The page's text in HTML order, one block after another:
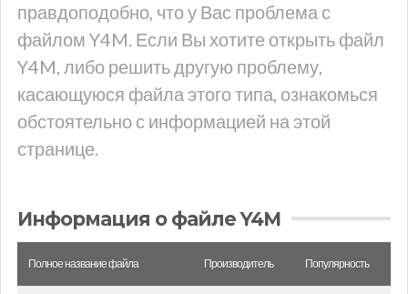
правдоподобно, что у Вас проблема с
файлом Y4M. Если Вы хотите открыть файл
Y4M, либо решить другую проблему,
касающуюся файла этого типа, ознакомься
обстоятельно с информацией на этой
странице.
Информация о файле Y4M
Полное название файла Производитель Популярность